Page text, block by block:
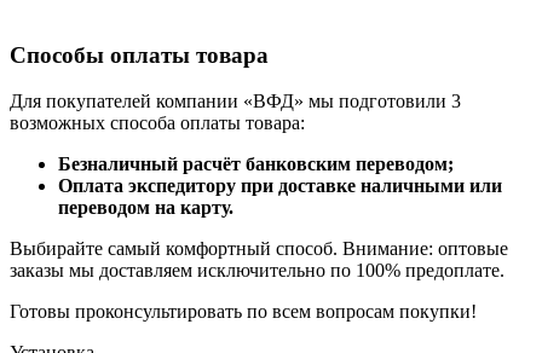
Способы оплаты товара
Для покупателей компании «ВФД» мы подготовили 3
возможных способа оплаты товара:
Безналичный расчёт банковским переводом;
Оплата экспедитору при доставке наличными или
переводом на карту.
Выбирайте самый комфортный способ. Внимание: оптовые
заказы мы доставляем исключительно по 100% предоплате.
Готовы проконсультировать по всем вопросам покупки!